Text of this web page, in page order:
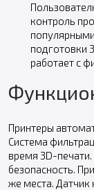
контроль
подготовки
работает с
Принтеры
Система
время 3D-
безопасность.
же места. Датчик